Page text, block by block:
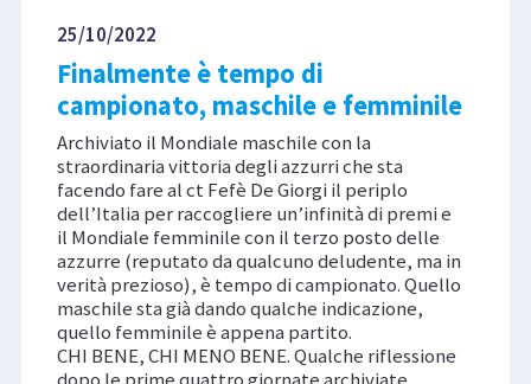
25/10/2022
Finalmente è tempo di
campionato, maschile e femminile
Archiviato il Mondiale maschile con la
straordinaria vittoria degli azzurri che sta
facendo fare al ct Fefè De Giorgi il periplo
dell’Italia per raccogliere un’infinità di premi e
il Mondiale femminile con il terzo posto delle
azzurre (reputato da qualcuno deludente, ma in
verità prezioso), è tempo di campionato. Quello
maschile sta già dando qualche indicazione,
quello femminile è appena partito.
CHI BENE, CHI MENO BENE. Qualche riflessione